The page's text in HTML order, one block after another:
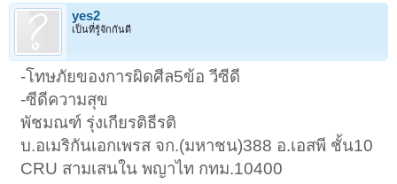
yes2
เป็นที่รู้จักกันดี
-โทษภัยของการผิดศีล5ข้อ วีซีดี
-ซีดีความสุข
พัชมณฑ์ รุ่งเกียรติธีรติ
บ.อเมริกันเอกเพรส จก.(มหาชน)388 อ.เอสพี ชั้น10
CRU สามเสนใน พญาไท กทม.10400